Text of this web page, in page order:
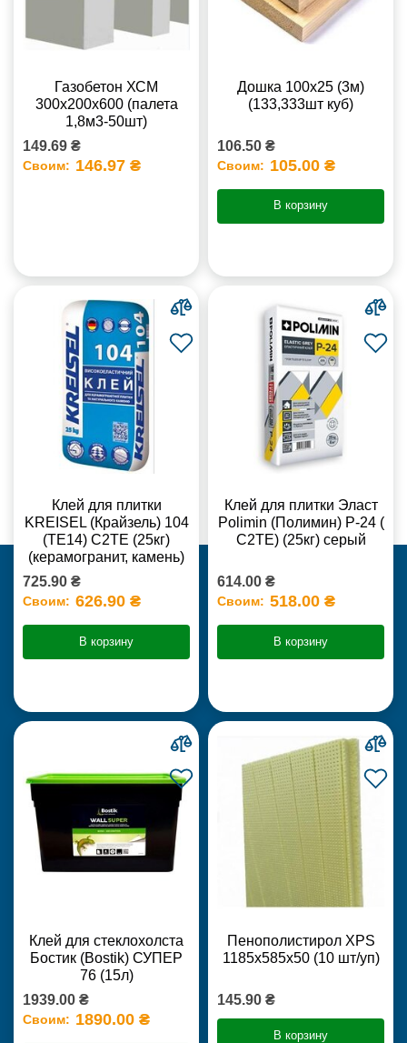
Газобетон ХСМ
300x200x600 (палета
1,8м3-50шт)
149.69 ₴
Своим: 146.97 ₴
Дошка 100х25 (3м)
(133,333шт куб)
106.50 ₴
Своим: 105.00 ₴
В корзину
Клей для плитки
KREISEL (Крайзель) 104
(ТЕ14) С2TE (25кг)
(керамогранит, камень)
725.90 ₴
Своим: 626.90 ₴
В корзину
Клей для плитки Эласт
Polimin (Полимин) Р-24 (
С2ТЕ) (25кг) серый
614.00 ₴
Своим: 518.00 ₴
В корзину
Клей для стеклохолста
Бостик (Bostik) СУПЕР
76 (15л)
1939.00 ₴
Своим: 1890.00 ₴
Пенополистирол XPS
1185х585х50 (10 шт/уп)
145.90 ₴
В корзину